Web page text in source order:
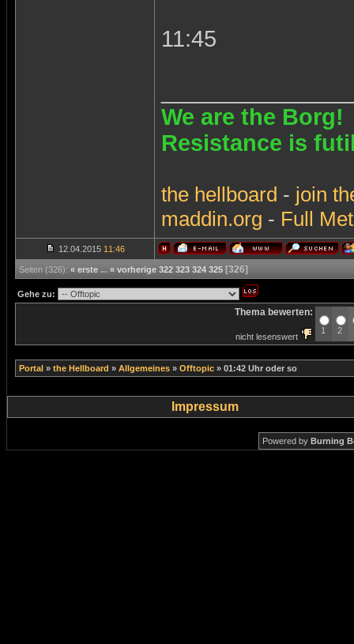
11:45
We are the Borg!
Resistance is
the hellboard - join
maddin.org - Full
12.04.2015 11:46
Seiten (326): « erste ... « vorherige 322 323 324 325 [326]
Gehe zu:
Thema bewerten:
nicht lesenswert
1 2
Portal » the Hellboard » Allgemeines » Offtopic » 01:42 Uhr oder so
Impressum
Powered by Burning